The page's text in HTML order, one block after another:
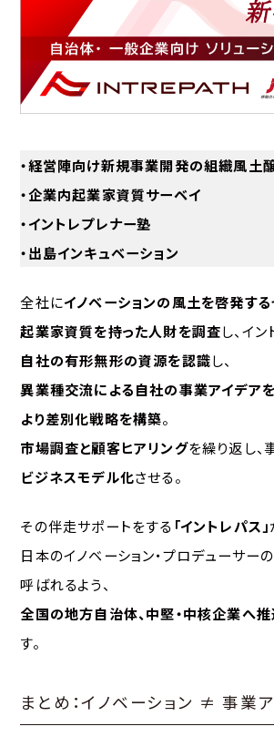
・経営陣向け新規事業開発の組織風土
・企業内起業家資質サーベイ
・イントレプレナー塾
・出島インキュベーション
全社にイノベーションの風土を啓発す
起業家資質を持った人財を調査し、イ
自社の有形無形の資源を認識し、
異業種交流による自社の事業アイデア
より差別化戦略を構築。
市場調査と顧客ヒアリングを繰り返し
ビジネスモデル化させる。
その伴走サポートをする 「イントレパス」
日本のイノベーション・プロデューサー
呼ばれるよう、
全国の地方自治体、中堅・中核企業へ
す。
まとめ：イノベーション ≠ 事業